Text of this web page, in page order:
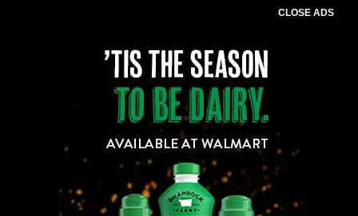
CLOSE ADS